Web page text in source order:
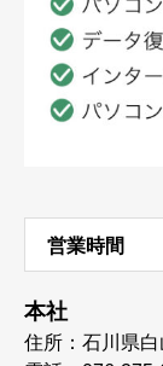
営業時間
本社
住所：石川県